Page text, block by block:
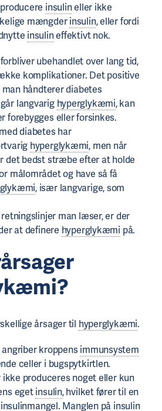
insulineller ikke
mængderinsulin, eller fordi
insulineffektivt nok.
forbliver ubehandlet over lang tid,
komplikationer. Det positive
håndterer diabetes
langvarig hyperglykæmi, kan
forebygges eller forsinkes.
diabetes har
hyperglykæmi, men når
det bedst stræbe efter at holde
målområdet og have så få
, især langvarige, som
man læser, er der
at definere hyperglykæmi på.
årsager til hyperglykæmi.
angriber kroppens immunsystem
celler i bugspytkirtlen.
ikke produceres noget eller kun
egetinsulin, hvilket fører til en
Manglen på insulin